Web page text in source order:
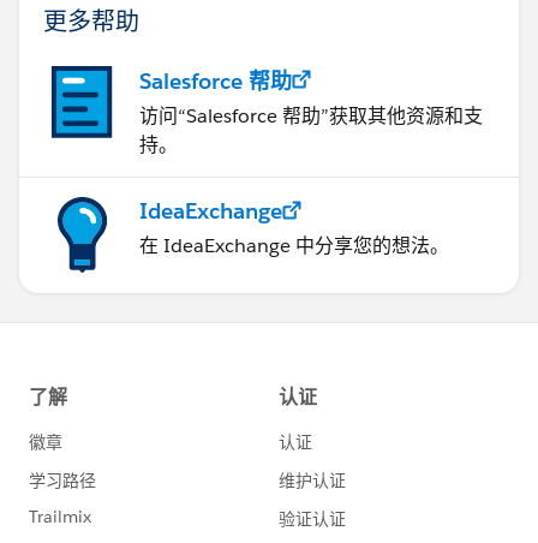
更多帮助
Salesforce 帮助
访问“Salesforce 帮助”获取其他资源和支
持。
IdeaExchange
在 IdeaExchange 中分享您的想法。